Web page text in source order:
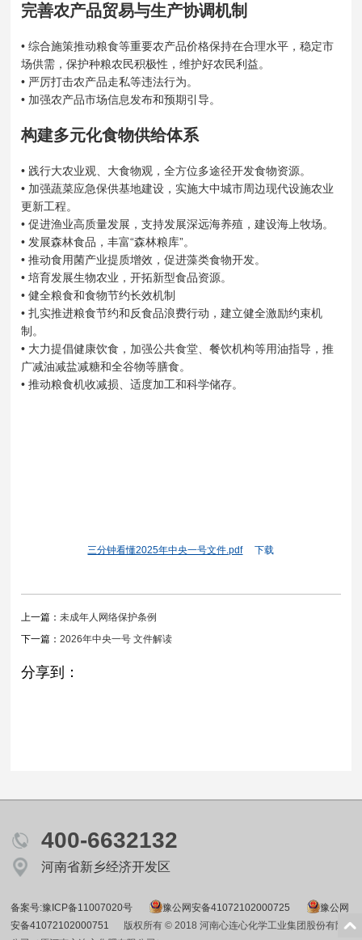
完善农产品贸易与生产协调机制
• 综合施策推动粮食等重要农产品价格保持在合理水平，稳定市
场供需，保护种粮农民积极性，维护好农民利益。
• 严厉打击农产品走私等违法行为。
• 加强农产品市场信息发布和预期引导。
构建多元化食物供给体系
• 践行大农业观、大食物观，全方位多途径开发食物资源。
• 加强蔬菜应急保供基地建设，实施大中城市周边现代设施农业
更新工程。
• 促进渔业高质量发展，支持发展深远海养殖，建设海上牧场。
• 发展森林食品，丰富“森林粮库”。
• 推动食用菌产业提质增效，促进藻类食物开发。
• 培育发展生物农业，开拓新型食品资源。
• 健全粮食和食物节约长效机制
• 扎实推进粮食节约和反食品浪费行动，建立健全激励约束机
制。
• 大力提倡健康饮食，加强公共食堂、餐饮机构等用油指导，推
广减油减盐减糖和全谷物等膳食。
• 推动粮食机收减损、适度加工和科学储存。
三分钟看懂2025年中央一号文件.pdf 下载
上一篇：未成年人网络保护条例
下一篇：2026年中央一号 文件解读
分享到：
400-6632132
河南省新乡经济开发区
备案号:豫ICP备11007020号 豫公网安备41072102000725
豫公网
安备41072102000751
版权所有 © 2018 河南心连心化学工业集团股份有限